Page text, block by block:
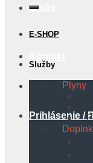
O nás
Prihlásenie /
E-SHOP
Služby
Plyny